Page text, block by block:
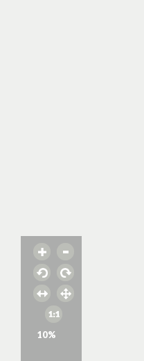
10%